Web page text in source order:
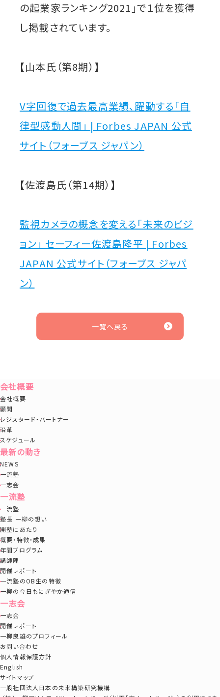
の起業家ランキング2021」で１位を獲得
し掲載されています。
【山本氏（第8期）】
V字回復で過去最高業績、躍動する「自
律型感動人間」 | Forbes JAPAN 公式
サイト（フォーブス ジャパン）
【佐渡島氏（第14期）】
監視カメラの概念を変える「未来のビジ
ョン」 セーフィー佐渡島隆平 | Forbes
JAPAN 公式サイト（フォーブス ジャパ
ン）
一覧へ戻る
会社概要
会社概要
顧問
レジスタード・パートナー
沿革
スケジュール
最新の動き
NEWS
一流塾
一志会
一流塾
一流塾
塾長 一柳の想い
開塾にあたり
概要・特徴・成果
年間プログラム
講師陣
開催レポート
一流塾のOB生の特徴
一柳の今日もにぎやか通信
一志会
一志会
開催レポート
一柳良雄のプロフィール
お問い合わせ
個人情報保護方針
English
サイトマップ
一般社団法人日本の未来構築研究機構